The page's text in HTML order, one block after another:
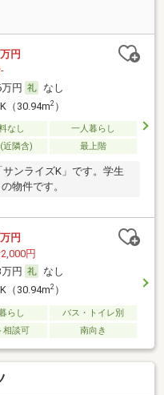
万円
円
なし
（30.94m2）
なし
一人暮らし
近隣含) 最上階
ンライズK」です。学生
物件です。
万円
円
円
なし
（30.94m2）
らし
バス・トイレ別
相談可 南向き